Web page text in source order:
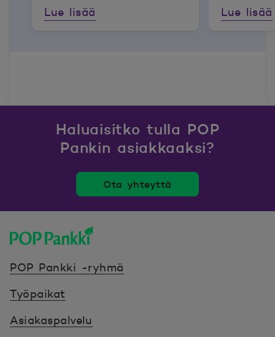
Lue lisää Lue lisää
Haluaisitko tulla POP
Pankin asiakkaaksi?
Ota yhteyttä
POP Pankki -ryhmä
Työpaikat
Asiakaspalvelu